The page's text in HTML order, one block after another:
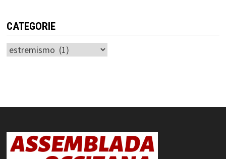
CATEGORIE
Categorie